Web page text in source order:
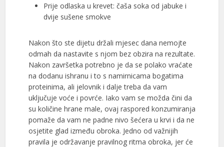
Prije odlaska u krevet: čaša soka od jabuke i
dvije sušene smokve
Nakon što ste dijetu držali mjesec dana nemojte
odmah da nastavite s njom bez obzira na rezultate.
Nakon završetka potrebno je da se polako vraćate
na dodanu ishranu i to s namirnicama bogatima
proteinima, ali jelovnik i dalje treba da vam
uključuje voće i povrće. Iako vam se možda čini da
su količine hrane male, ovaj raspored konzumiranja
pomaže da vam ne padne nivo šećera u krvi i da ne
osjetite glad između obroka. Jedno od važnijih
pravila je održavanje pravilnog ritma obroka, jer će